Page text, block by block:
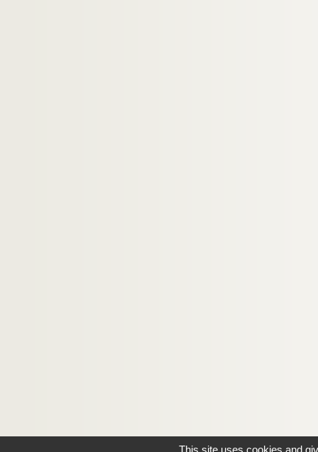
This site uses cookies and